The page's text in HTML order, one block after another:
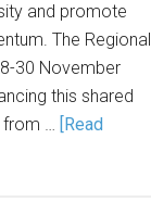
and promote
The Regional
30 November
this shared
from … [Read